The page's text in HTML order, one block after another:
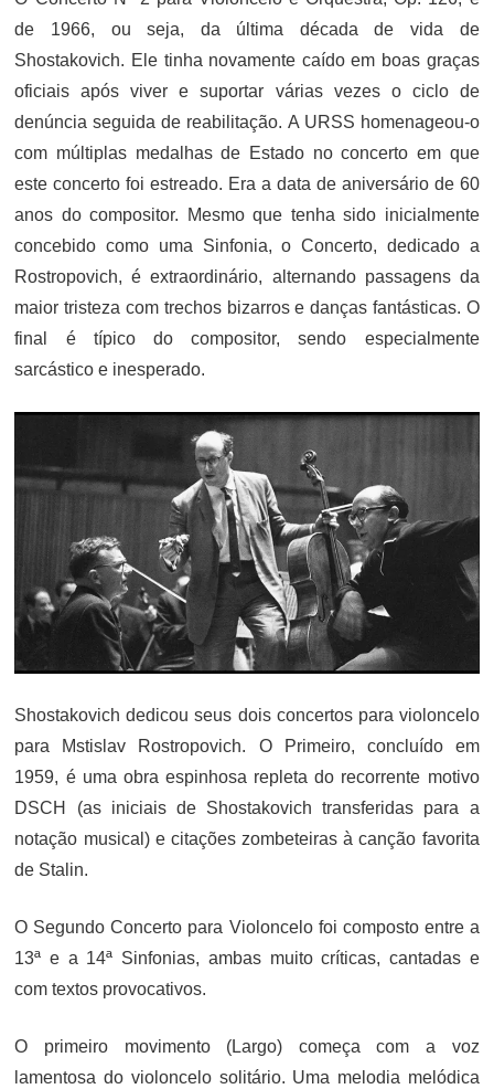
de 1966, ou seja, da última década de vida de
Shostakovich. Ele tinha novamente caído em boas graças
oficiais após viver e suportar várias vezes o ciclo de
denúncia seguida de reabilitação. A URSS homenageou-o
com múltiplas medalhas de Estado no concerto em que
este concerto foi estreado. Era a data de aniversário de 60
anos do compositor. Mesmo que tenha sido inicialmente
concebido como uma Sinfonia, o Concerto, dedicado a
Rostropovich, é extraordinário, alternando passagens da
maior tristeza com trechos bizarros e danças fantásticas. O
final é típico do compositor, sendo especialmente
sarcástico e inesperado.
Shostakovich dedicou seus dois concertos para violoncelo
para Mstislav Rostropovich. O Primeiro, concluído em
1959, é uma obra espinhosa repleta do recorrente motivo
DSCH (as iniciais de Shostakovich transferidas para a
notação musical) e citações zombeteiras à canção favorita
de Stalin.
O Segundo Concerto para Violoncelo foi composto entre a
13ª e a 14ª Sinfonias, ambas muito críticas, cantadas e
com textos provocativos.
O primeiro movimento (Largo) começa com a voz
lamentosa do violoncelo solitário. Uma melodia melódica